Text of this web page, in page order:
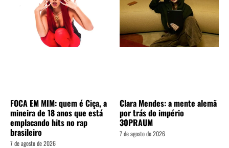
FOCA EM MIM: quem é Ciça, a
mineira de 18 anos que está
emplacando hits no rap
brasileiro
7 de agosto de 2026
Clara Mendes: a mente alemã
por trás do império
30PRAUM
7 de agosto de 2026